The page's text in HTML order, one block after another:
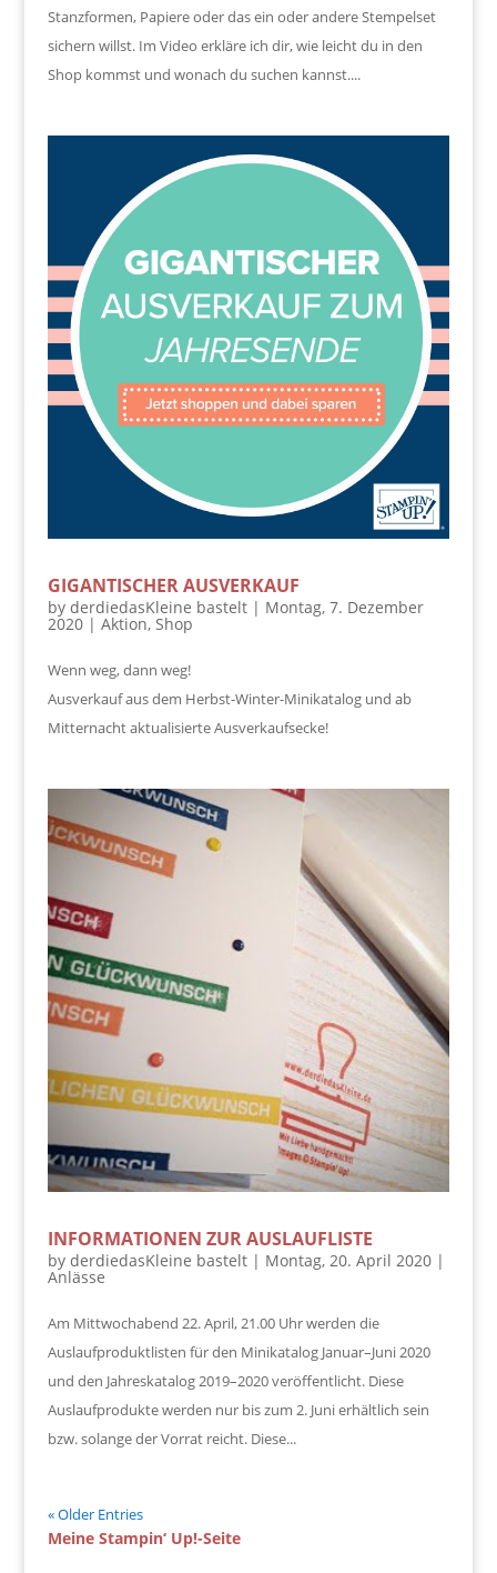
Stanzformen, Papiere oder das ein oder andere Stempelset
sichern willst. Im Video erkläre ich dir, wie leicht du in den
Shop kommst und wonach du suchen kannst....
GIGANTISCHER AUSVERKAUF
by derdiedasKleine bastelt| Montag, 7. Dezember
2020| Aktion, Shop
Wenn weg, dann weg!
Ausverkauf aus dem Herbst-Winter-Minikatalog und ab
Mitternacht aktualisierte Ausverkaufsecke!
INFORMATIONEN ZUR AUSLAUFLISTE
by derdiedasKleine bastelt| Montag, 20. April 2020|
Anlässe
Am Mittwochabend 22. April, 21.00 Uhr werden die
Auslaufproduktlisten für den Minikatalog Januar–Juni 2020
und den Jahreskatalog 2019–2020 veröffentlicht. Diese
Auslaufprodukte werden nur bis zum 2. Juni erhältlich sein
bzw. solange der Vorrat reicht. Diese...
« Older Entries
Meine Stampin‘ Up!-Seite